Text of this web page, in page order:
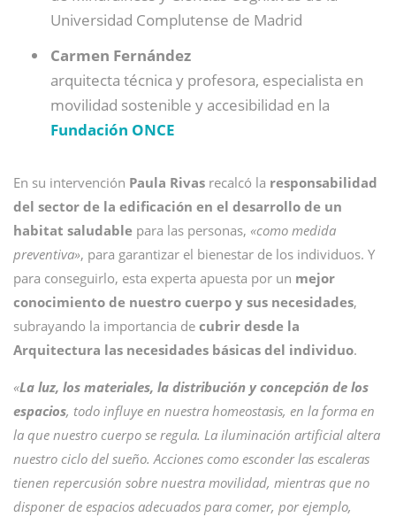
Universidad Complutense de Madrid
Carmen Fernández
arquitecta técnica y profesora, especialista en
movilidad sostenible y accesibilidad en la
Fundación ONCE
En su intervención Paula Rivas recalcó la responsabilidad
del sector de la edificación en el desarrollo de un
habitat saludable para las personas, «como medida
preventiva», para garantizar el bienestar de los individuos. Y
para conseguirlo, esta experta apuesta por un mejor
conocimiento de nuestro cuerpo y sus necesidades,
subrayando la importancia de cubrir desde la
Arquitectura las necesidades básicas del individuo.
«La luz, los materiales, la distribución y concepción de los
espacios, todo influye en nuestra homeostasis, en la forma en
la que nuestro cuerpo se regula. La iluminación artificial altera
nuestro ciclo del sueño. Acciones como esconder las escaleras
tienen repercusión sobre nuestra movilidad, mientras que no
disponer de espacios adecuados para comer, por ejemplo,